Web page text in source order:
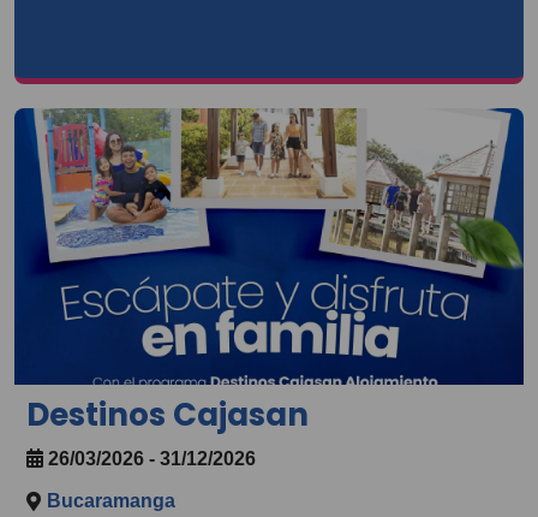
Destinos Cajasan
26/03/2026 - 31/12/2026
Bucaramanga